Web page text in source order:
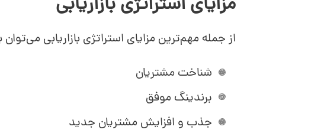
از جمله مهم‌ترین مزایای استراتژی بازاریابی می‌توان
شناخت مشتریان
برندینگ موفق
جذب و افزایش مشتریان جدید